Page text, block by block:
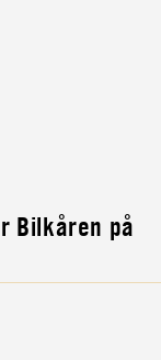
OCH...
Bilkåren på